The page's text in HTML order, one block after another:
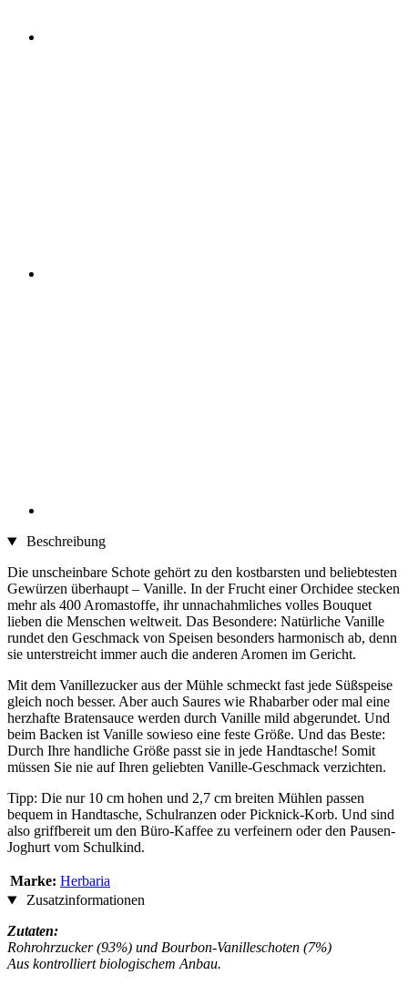
Beschreibung
Die unscheinbare Schote gehört zu den kostbarsten und beliebtesten
Gewürzen überhaupt – Vanille. In der Frucht einer Orchidee stecken
mehr als 400 Aromastoffe, ihr unnachahmliches volles Bouquet
lieben die Menschen weltweit. Das Besondere: Natürliche Vanille
rundet den Geschmack von Speisen besonders harmonisch ab, denn
sie unterstreicht immer auch die anderen Aromen im Gericht.
Mit dem Vanillezucker aus der Mühle schmeckt fast jede Süßspeise
gleich noch besser. Aber auch Saures wie Rhabarber oder mal eine
herzhafte Bratensauce werden durch Vanille mild abgerundet. Und
beim Backen ist Vanille sowieso eine feste Größe. Und das Beste:
Durch Ihre handliche Größe passt sie in jede Handtasche! Somit
müssen Sie nie auf Ihren geliebten Vanille-Geschmack verzichten.
Tipp: Die nur 10 cm hohen und 2,7 cm breiten Mühlen passen
bequem in Handtasche, Schulranzen oder Picknick-Korb. Und sind
also griffbereit um den Büro-Kaffee zu verfeinern oder den Pausen-
Joghurt vom Schulkind.
Marke: Herbaria
Zusatzinformationen
Zutaten:
Rohrohrzucker (93%) und Bourbon-Vanilleschoten (7%)
Aus kontrolliert biologischem Anbau.